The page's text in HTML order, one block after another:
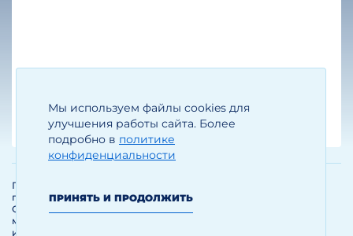
Мы используем файлы cookies для
улучшения работы сайта. Более
подробно в политике
конфиденциальности
ПРИНЯТЬ И ПРОДОЛЖИТЬ
Егизарян И.А.
Генеральный директор
Политика обработки и защиты
персональных данных
Соглашение об использовании
материалов и сервисов
интернет-сайта